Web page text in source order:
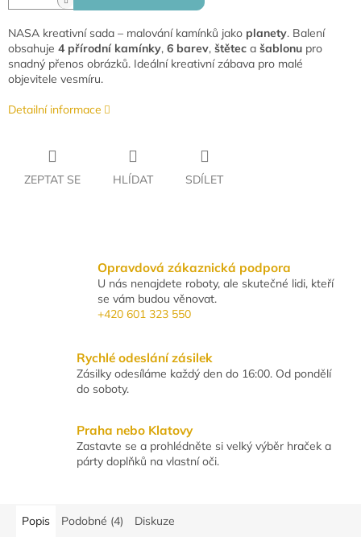
NASA kreativní sada – malování kamínků jako planety. Balení
obsahuje 4 přírodní kamínky, 6 barev, štětec a šablonu pro
snadný přenos obrázků. Ideální kreativní zábava pro malé
objevitele vesmíru.
Detailní informace
ZEPTAT SE HLÍDAT SDÍLET
Opravdová zákaznická podpora
U nás nenajdete roboty, ale skutečné lidi, kteří
se vám budou věnovat.
+420 601 323 550
Rychlé odeslání zásilek
Zásilky odesíláme každý den do 16:00. Od pondělí
do soboty.
Praha nebo Klatovy
Zastavte se a prohlédněte si velký výběr hraček a
párty doplňků na vlastní oči.
Popis Podobné (4) Diskuze